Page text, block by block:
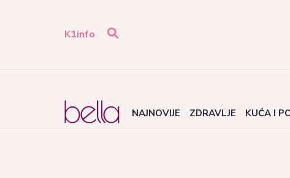
K1info
NAJNOVIJE ZDRAVLJE KUĆA I